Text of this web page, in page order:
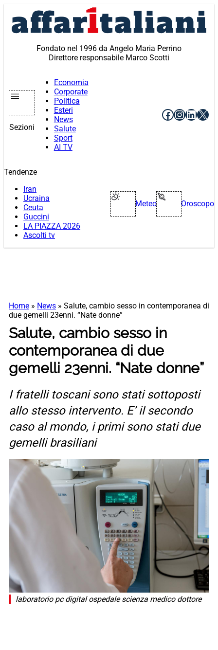
contenuto
Fondato nel 1996 da Angelo Maria Perrino
Direttore responsabile Marco Scotti
Sezioni
Economia
Corporate
Politica
Esteri
News
Salute
Sport
AI TV
Facebook
X
Tendenze
Iran
Ucraina
Ceuta
Guccini
LA PIAZZA 2026
Ascolti tv
Meteo Oroscopo
Home » News » Salute, cambio sesso in contemporanea di
due gemelli 23enni. “Nate donne”
Salute, cambio sesso in
contemporanea di due
gemelli 23enni. “Nate donne”
I fratelli toscani sono stati sottoposti
allo stesso intervento. E’ il secondo
caso al mondo, i primi sono stati due
gemelli brasiliani
laboratorio pc digital ospedale scienza medico dottore